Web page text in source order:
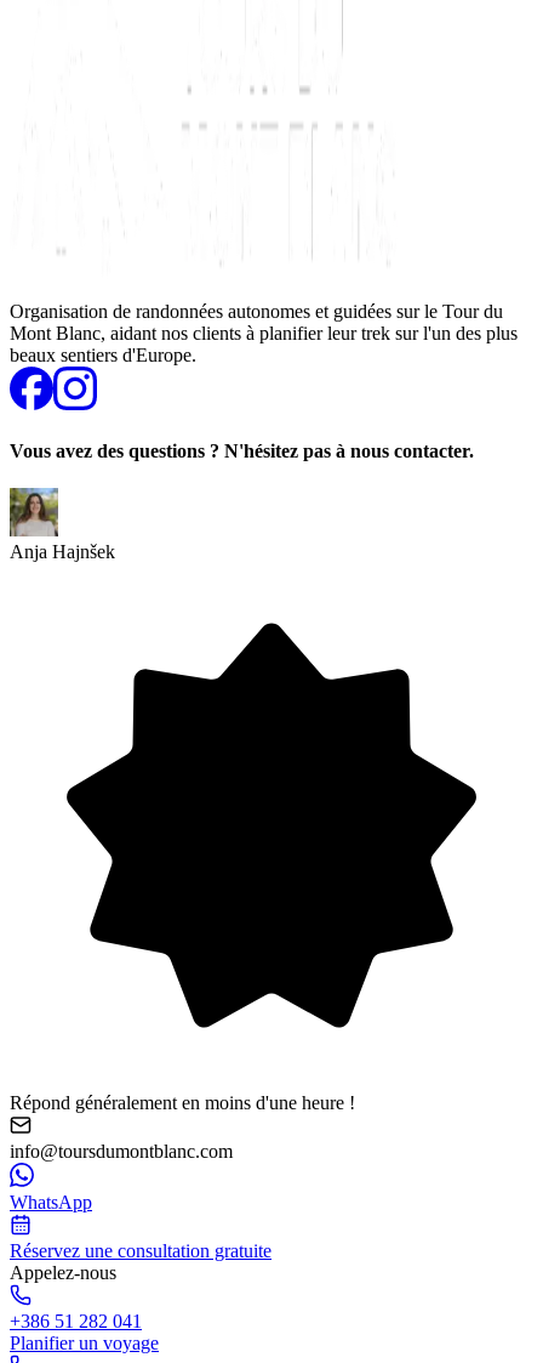
Organisation de randonnées autonomes et guidées sur le Tour du
Mont Blanc, aidant nos clients à planifier leur trek sur l'un des plus
beaux sentiers d'Europe.
Vous avez des questions ? N'hésitez pas à nous contacter.
Anja Hajnšek
Répond généralement en moins d'une heure !
info@toursdumontblanc.com
WhatsApp
Réservez une consultation gratuite
Appelez-nous
+386 51 282 041
Planifier un voyage